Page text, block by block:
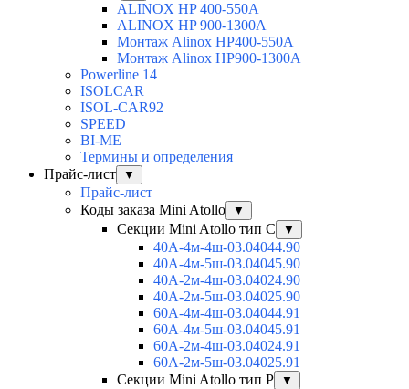
ALINOX HP 400-550A
ALINOX HP 900-1300A
Монтаж Alinox HP400-550A
Монтаж Alinox HP900-1300A
Powerline 14
ISOLCAR
ISOL-CAR92
SPEED
BI-ME
Термины и определения
Прайс-лист
▼
Прайс-лист
Коды заказа Mini Atollo
▼
Секции Mini Atollo тип С ▼
40А-4м-4ш-03.04044.90
40А-4м-5ш-03.04045.90
40А-2м-4ш-03.04024.90
40А-2м-5ш-03.04025.90
60А-4м-4ш-03.04044.91
60А-4м-5ш-03.04045.91
60А-2м-4ш-03.04024.91
60А-2м-5ш-03.04025.91
Секции Mini Atollo тип Р
▼